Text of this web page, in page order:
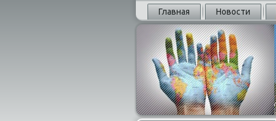
Главная Новости